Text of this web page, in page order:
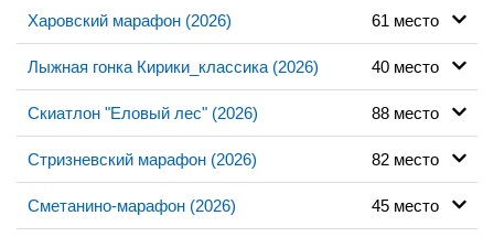
Харовский марафон (2026) 61 место
Лыжная гонка Кирики_классика (2026) 40 место
Скиатлон "Еловый лес" (2026) 88 место
Стризневский марафон (2026) 82 место
Сметанино-марафон (2026) 45 место